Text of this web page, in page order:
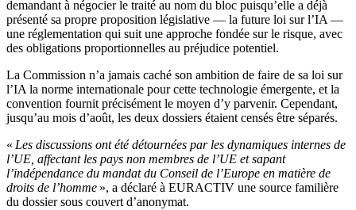
demandant à négocier le traité au nom du bloc puisqu’elle a déjà
présenté sa propre proposition législative — la future loi sur l’IA —
une réglementation qui suit une approche fondée sur le risque, avec
des obligations proportionnelles au préjudice potentiel.
La Commission n’a jamais caché son ambition de faire de sa loi sur
l’IA la norme internationale pour cette technologie émergente, et la
convention fournit précisément le moyen d’y parvenir. Cependant,
jusqu’au mois d’août, les deux dossiers étaient censés être séparés.
« Les discussions ont été détournées par les dynamiques internes de
l’UE, affectant les pays non membres de l’UE et sapant
l’indépendance du mandat du Conseil de l’Europe en matière de
droits de l’homme », a déclaré à EURACTIV une source familière
du dossier sous couvert d’anonymat.